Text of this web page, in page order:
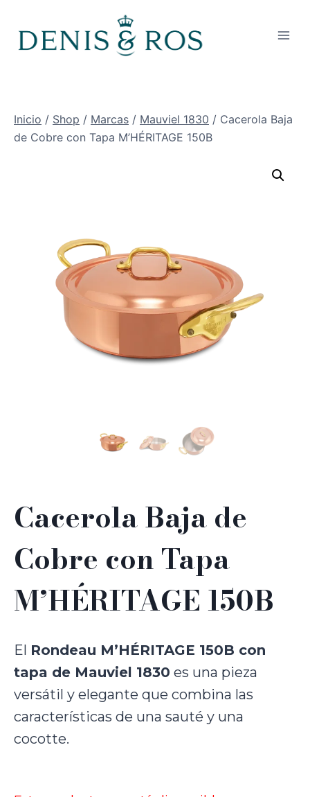
contenido
Inicio / Shop / Marcas / Mauviel 1830 / Cacerola Baja
de Cobre con Tapa M’HÉRITAGE 150B
Cacerola Baja de
Cobre con Tapa
M’HÉRITAGE 150B
El Rondeau M’HÉRITAGE 150B con
tapa de Mauviel 1830 es una pieza
versátil y elegante que combina las
características de una sauté y una
cocotte.